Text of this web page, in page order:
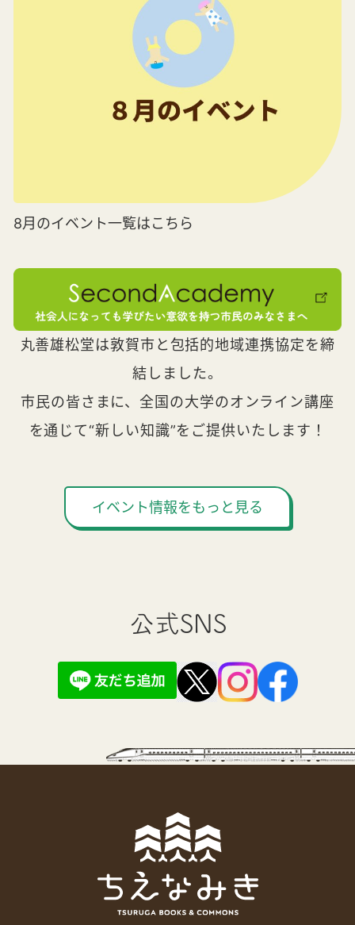
8月のイベント一覧はこちら
丸善雄松堂は敦賀市と包括的地域連携協定を締
結しました。
市民の皆さまに、全国の大学のオンライン講座
を通じて“新しい知識”をご提供いたします！
イベント情報をもっと見る
公式SNS